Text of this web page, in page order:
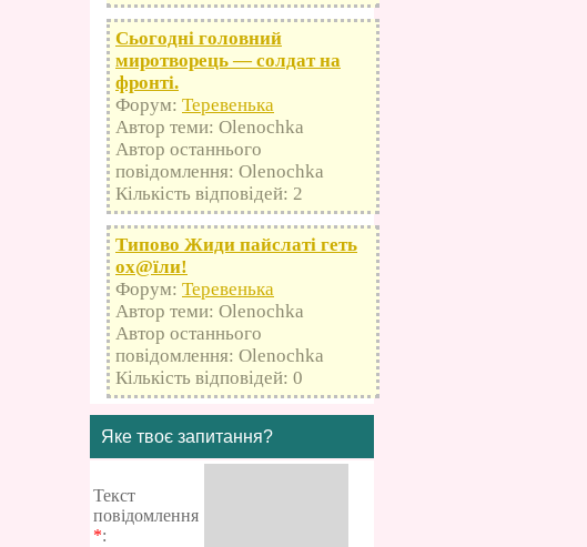
Сьогодні головний
миротворець — солдат на
фронті.
Форум: Теревенька
Автор теми: Olenochka
Автор останнього
повідомлення: Olenochka
Кількість відповідей: 2
Типово Жиди пайслаті геть
оx@їли!
Форум: Теревенька
Автор теми: Olenochka
Автор останнього
повідомлення: Olenochka
Кількість відповідей: 0
Яке твоє запитання?
Текст
повідомлення
*: